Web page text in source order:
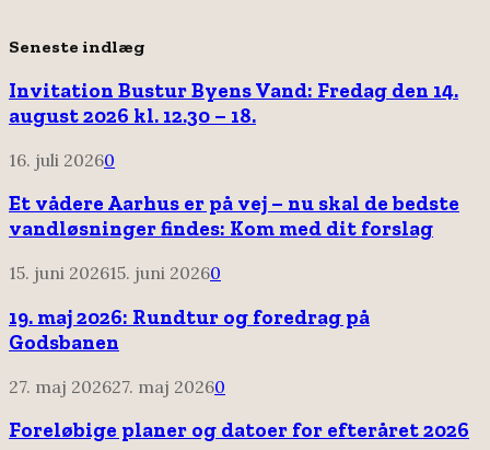
Seneste indlæg
Invitation Bustur Byens Vand: Fredag den 14.
august 2026 kl. 12.30 – 18.
16. juli 20260
Et vådere Aarhus er på vej – nu skal de bedste
vandløsninger findes: Kom med dit forslag
15. juni 202615. juni 20260
19. maj 2026: Rundtur og foredrag på
Godsbanen
27. maj 202627. maj 20260
Foreløbige planer og datoer for efteråret 2026